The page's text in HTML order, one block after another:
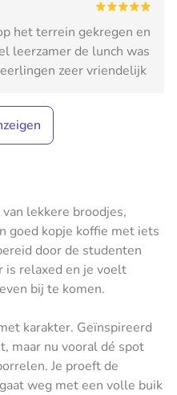
het terrein gekregen en
leerzamer de lunch was
zeer vriendelijk
lekkere broodjes,
goed kopje koffie met iets
door de studenten
is relaxed en je voelt
bij te komen.
karakter. Geïnspireerd
maar nu vooral dé spot
Je proeft de
weg met een volle buik